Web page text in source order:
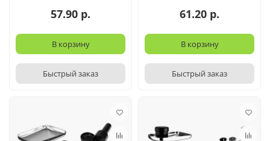
57.90 р.
В корзину
Быстрый заказ
61.20 р.
В корзину
Быстрый заказ